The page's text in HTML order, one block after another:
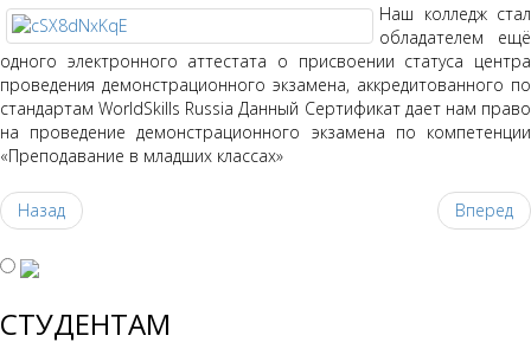
Наш колледж стал
обладателем ещё
одного электронного аттестата о присвоении статуса центра
проведения демонстрационного экзамена, аккредитованного по
стандартам WorldSkills Russia Данный Сертификат дает нам право
на проведение демонстрационного экзамена по компетенции
«Преподавание в младших классах»
Назад Вперед
СТУДЕНТАМ